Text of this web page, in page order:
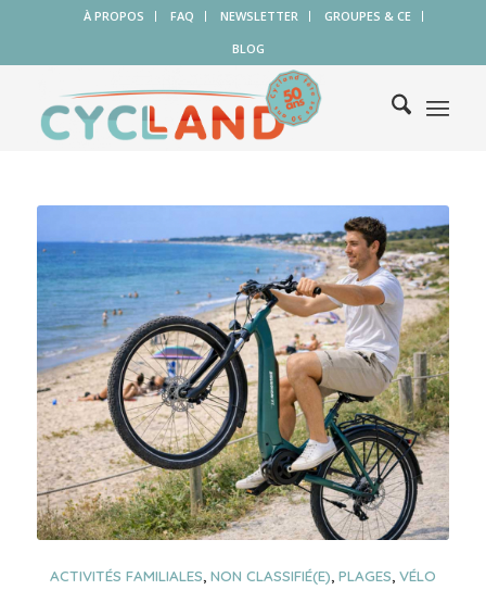
À PROPOS FAQ NEWSLETTER
GROUPES & CE
BLOG
ACTIVITÉS FAMILIALES, NON CLASSIFIÉ(E), PLAGES, VÉLO